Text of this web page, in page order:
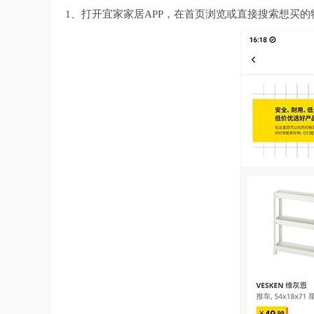
1、打开宜家家居APP，在首页浏览或直接搜索想买的